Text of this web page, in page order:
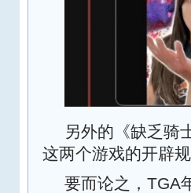
另外的《缺乏骑
这两个游戏的开辟
要而论之，TGA